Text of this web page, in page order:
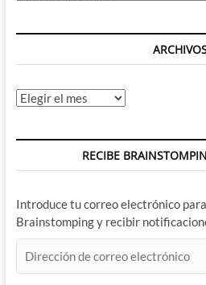
Archivos
RECIBE
Introduce tu correo electrónico
Brainstomping y recibir
de